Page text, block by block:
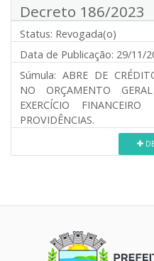
Decreto 186/2023
Status: Revogada(o)
Data de Publicação: 29/11/
Súmula: ABRE DE
NO ORÇAMENTO
EXERCÍCIO
PROVIDÊNCIAS.